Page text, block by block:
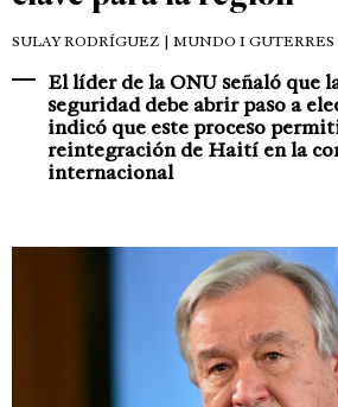
SULAY RODRÍGUEZ | MUNDO I
El líder de la ONU señaló que
seguridad debe abrir paso a
indicó que este proceso
reintegración de Haití en la
internacional